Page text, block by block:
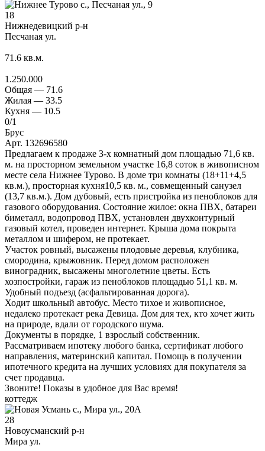
18
Нижнедевицкий р-н
Песчаная ул.
71.6 кв.м.
1.250.000
Общая — 71.6
Жилая — 33.5
Кухня — 10.5
0/1
Брус
Арт. 132696580
Предлагаем к продаже 3-х комнатный дом площадью 71,6 кв.
м. на просторном земельном участке 16,8 соток в живописном
месте села Нижнее Турово. В доме три комнаты (18+11+4,5
кв.м.), просторная кухня10,5 кв. м., совмещенный санузел
(13,7 кв.м.). Дом дубовый, есть пристройка из пеноблоков для
газового оборудования. Состояние жилое: окна ПВХ, батареи
биметалл, водопровод ПВХ, установлен двухконтурный
газовый котел, проведен интернет. Крыша дома покрыта
металлом и шифером, не протекает.
Участок ровный, высажены плодовые деревья, клубника,
смородина, крыжовник. Перед домом расположен
виноградник, высажены многолетние цветы. Есть
хозпостройки, гараж из пеноблоков площадью 51,1 кв. м.
Удобный подъезд (асфальтированная дорога).
Ходит школьный автобус. Место тихое и живописное,
недалеко протекает река Девица. Дом для тех, кто хочет жить
на природе, вдали от городского шума.
Документы в порядке, 1 взрослый собственник.
Рассматриваем ипотеку любого банка, сертификат любого
направления, материнский капитал. Помощь в получении
ипотечного кредита на лучших условиях для покупателя за
счет продавца.
Звоните! Показы в удобное для Вас время!
коттедж
28
Новоусманский р-н
Мира ул.